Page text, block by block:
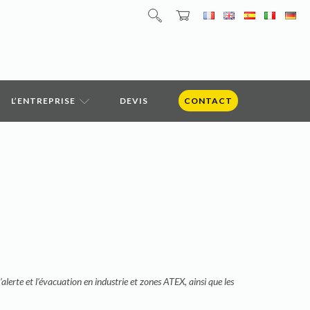
L’ENTREPRISE DEVIS CONTACT
et l’évacuation en industrie et zones ATEX, ainsi que les